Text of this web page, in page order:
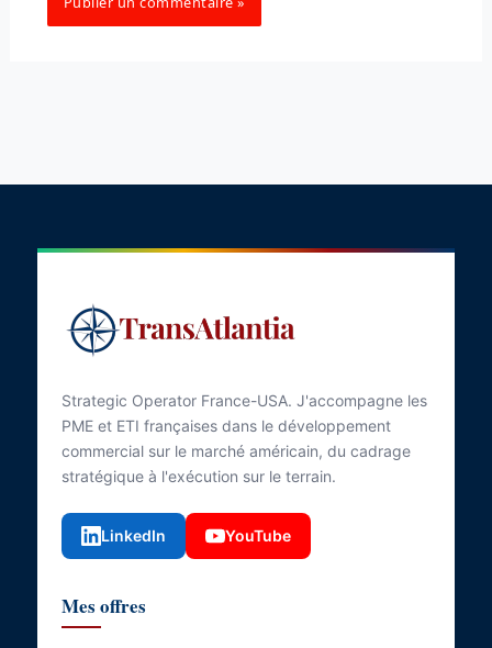
Strategic Operator France-USA. J'accompagne les
PME et ETI françaises dans le développement
commercial sur le marché américain, du cadrage
stratégique à l'exécution sur le terrain.
LinkedIn YouTube
Mes offres